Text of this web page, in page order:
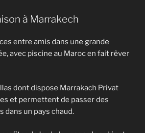
à Marrakech
entre amis dans une grande
avec piscine au Maroc en fait rêver
dont dispose Marrakach Privat
et permettent de passer des
dans un pays chaud.